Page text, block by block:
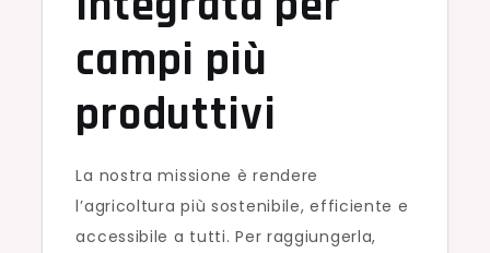
campi più
produttivi
La nostra missione è rendere
l’agricoltura più sostenibile, efficiente e
accessibile a tutti. Per raggiungerla,